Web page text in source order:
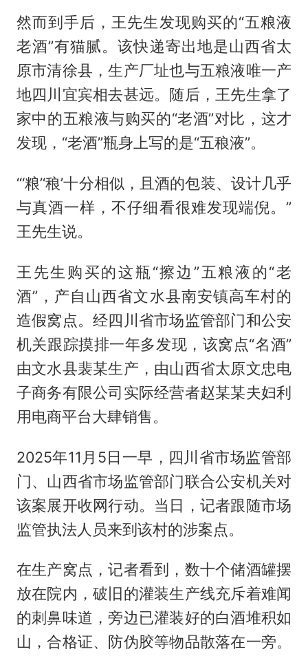
然而到手后，王先生发现购买的“五粮液
老酒”有猫腻。该快递寄出地是山西省太
原市清徐县，生产厂址也与五粮液唯一产
地四川宜宾相去甚远。随后，王先生拿了
家中的五粮液与购买的“老酒”对比，这才
发现，“老酒”瓶身上写的是“五稂液”。
“‘粮’‘稂’十分相似，且酒的包装、设计几乎
与真酒一样，不仔细看很难发现端倪。”
王先生说。
王先生购买的这瓶“擦边”五粮液的“老
酒”，产自山西省文水县南安镇高车村的
造假窝点。经四川省市场监管部门和公安
机关跟踪摸排一年多发现，该窝点“名酒”
由文水县裴某生产，由山西省太原文忠电
子商务有限公司实际经营者赵某某夫妇利
用电商平台大肆销售。
2025年11月5日一早，四川省市场监管部
门、山西省市场监管部门联合公安机关对
该案展开收网行动。当日，记者跟随市场
监管执法人员来到该村的涉案点。
在生产窝点，记者看到，数十个储酒罐摆
放在院内，破旧的灌装生产线充斥着难闻
的刺鼻味道，旁边已灌装好的白酒堆积如
山，合格证、防伪胶等物品散落在一旁。